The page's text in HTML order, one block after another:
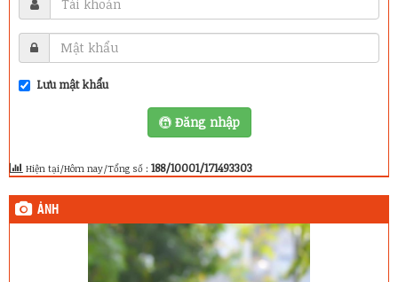
Lưu mật khẩu
Đăng nhập
Hiện tại/Hôm nay/Tổng số : 188/10001/171493303
ẢNH